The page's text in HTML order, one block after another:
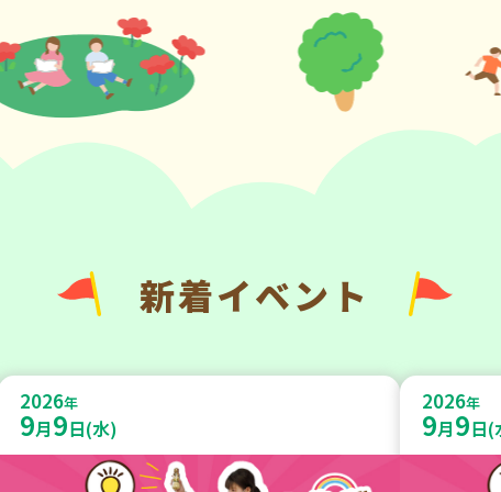
新着イベント
2026年
9月9日(水)
2026年
9月9日(